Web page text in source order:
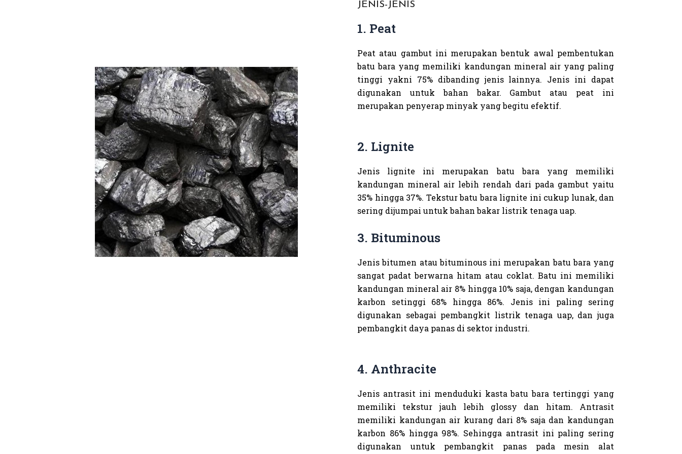
JENIS-JENIS
1. Peat
Peat atau gambut ini merupakan bentuk awal pembentukan
batu bara yang memiliki kandungan mineral air yang paling
tinggi yakni 75% dibanding jenis lainnya. Jenis ini dapat
digunakan untuk bahan bakar. Gambut atau peat ini
merupakan penyerap minyak yang begitu efektif.
2. Lignite
Jenis lignite ini merupakan batu bara yang memiliki
kandungan mineral air lebih rendah dari pada gambut yaitu
35% hingga 37%. Tekstur batu bara lignite ini cukup lunak, dan
sering dijumpai untuk bahan bakar listrik tenaga uap.
3. Bituminous
Jenis bitumen atau bituminous ini merupakan batu bara yang
sangat padat berwarna hitam atau coklat. Batu ini memiliki
kandungan mineral air 8% hingga 10% saja, dengan kandungan
karbon setinggi 68% hingga 86%. Jenis ini paling sering
digunakan sebagai pembangkit listrik tenaga uap, dan juga
pembangkit daya panas di sektor industri.
4. Anthracite
Jenis antrasit ini menduduki kasta batu bara tertinggi yang
memiliki tekstur jauh lebih glossy dan hitam. Antrasit
memiliki kandungan air kurang dari 8% saja dan kandungan
karbon 86% hingga 98%. Sehingga antrasit ini paling sering
digunakan untuk pembangkit panas pada mesin alat